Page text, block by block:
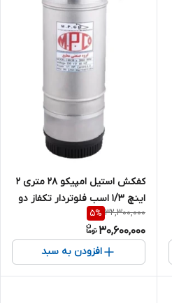
کفکش استیل امپیکو 28 متری 2
اینچ 1/3 اسب فلوتردار تکفاز دو
جداره MPCO-S.99.28-6
32,300,000
5%
30,600,000
افزودن به سبد